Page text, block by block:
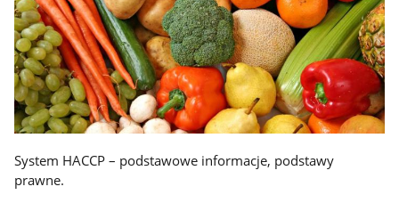
System HACCP – podstawowe informacje, podstawy
prawne.